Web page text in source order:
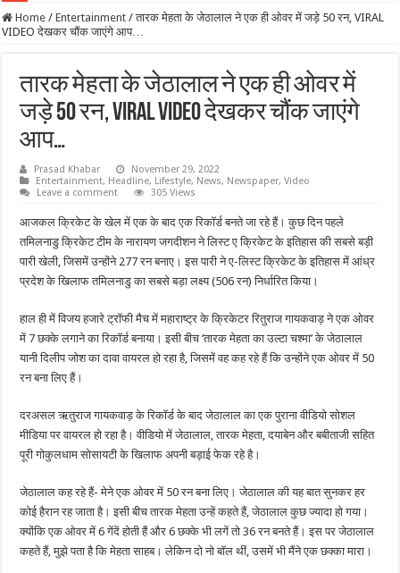
Home / Entertainment / तारक मेहता के जेठालाल ने एक ही ओवर में जड़े 50 रन, VIRAL
VIDEO देखकर चौंक जाएंगे आप…
तारक मेहता के जेठालाल ने एक ही ओवर में
जड़े 50 रन, VIRAL VIDEO देखकर चौंक जाएंगे
आप…
Prasad Khabar
November 29, 2022
Entertainment, Headline, Lifestyle, News, Newspaper,Video
Leave a comment
305 Views
आजकल क्रिकेट के खेल में एक के बाद एक रिकॉर्ड बनते जा रहे हैं। कुछ दिन पहले
तमिलनाडु क्रिकेट टीम के नारायण जगदीशन ने लिस्ट ए क्रिकेट के इतिहास की सबसे बड़ी
पारी खेली, जिसमें उन्होंने 277 रन बनाए। इस पारी ने ए-लिस्ट क्रिकेट के इतिहास में आंध्र
प्रदेश के खिलाफ तमिलनाडु का सबसे बड़ा लक्ष्य (506 रन) निर्धारित किया।
हाल ही में विजय हजारे ट्रॉफी मैच में महाराष्ट्र के क्रिकेटर रितुराज गायकवाड़ ने एक ओवर
में 7 छक्के लगाने का रिकॉर्ड बनाया। इसी बीच ‘तारक मेहता का उल्टा चश्मा’ के जेठालाल
यानी दिलीप जोश का दावा वायरल हो रहा है, जिसमें वह कह रहे हैं कि उन्होंने एक ओवर में 50
रन बना लिए हैं।
दरअसल ऋतुराज गायकवाड़ के रिकॉर्ड के बाद जेठालाल का एक पुराना वीडियो सोशल
मीडिया पर वायरल हो रहा है। वीडियो में जेठालाल, तारक मेहता, दयाबेन और बबीताजी सहित
पूरी गोकुलधाम सोसायटी के खिलाफ अपनी बड़ाई फेक रहे है।
जेठालाल कह रहे हैं- मेने एक ओवर में 50 रन बना लिए। जेठालाल की यह बात सुनकर हर
कोई हैरान रह जाता है। इसी बीच तारक मेहता उन्हें कहते हैं, जेठालाल कुछ ज्यादा हो गया।
क्योंकि एक ओवर में 6 गेंदें होती हैं और 6 छक्के भी लगें तो 36 रन बनते हैं। इस पर जेठालाल
कहते हैं, मुझे पता है कि मेहता साहब। लेकिन दो नो बॉल थीं, उसमें भी मैंने एक छक्का मारा।